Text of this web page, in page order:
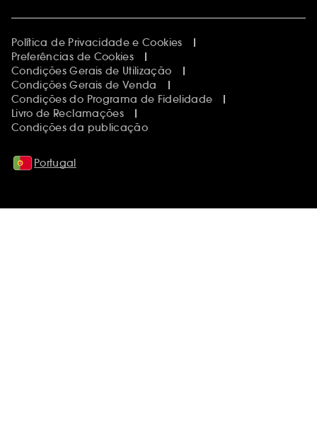
Política de Privacidade e Cookies
Preferências de Cookies
Condições Gerais de Utilização
Condições Gerais de Venda
Condições do Programa de Fidelidade
Livro de Reclamações
Condições da publicação
Portugal